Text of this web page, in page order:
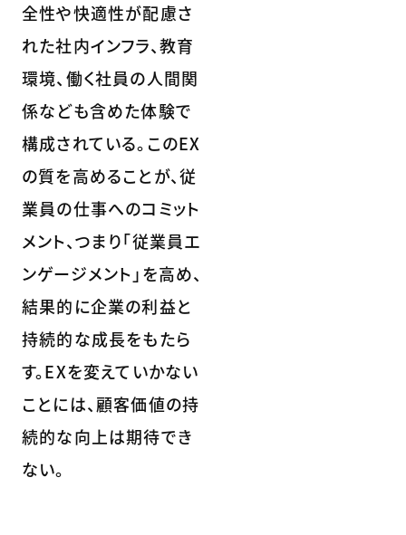
全性や快適性が配慮さ
れた社内インフラ、教育
環境、働く社員の人間関
係なども含めた体験で
構成されている。このEX
の質を高めることが、従
業員の仕事へのコミット
メント、つまり「従業員エ
ンゲージメント」を高め、
結果的に企業の利益と
持続的な成長をもたら
す。EXを変えていかない
ことには、顧客価値の持
続的な向上は期待でき
ない。